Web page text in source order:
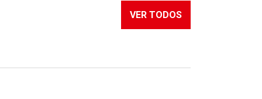
VER TODOS